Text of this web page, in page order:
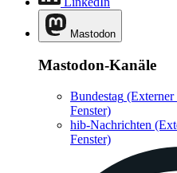
Mastodon
Mastodon-Kanäle
Bundestag
Fenster)
hib-Nachrichten
Fenster)